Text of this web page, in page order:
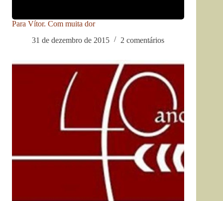
Para Vítor. Com muita dor
31 de dezembro de 2015
2 comentários